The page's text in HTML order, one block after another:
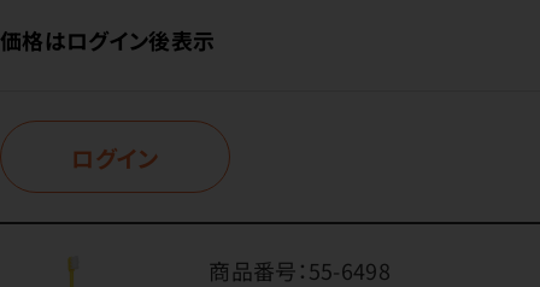
価格はログイン後表示
ログイン
商品番号：55-6498